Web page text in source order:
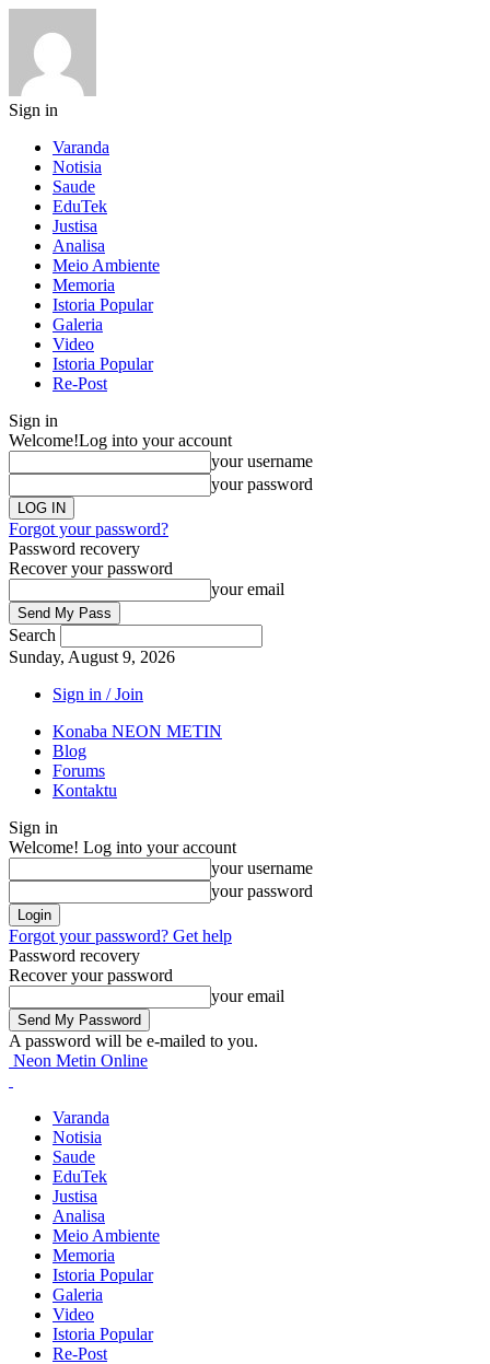
Sign in
Varanda
Notisia
Saude
EduTek
Justisa
Analisa
Meio Ambiente
Memoria
Istoria Popular
Galeria
Video
Istoria Popular
Re-Post
Sign in
Welcome!Log into your account
your username
your password
Forgot your password?
Password recovery
Recover your password
your email
Search
Sunday, August 9, 2026
Sign in / Join
Konaba NEON METIN
Blog
Forums
Kontaktu
Sign in
Welcome! Log into your account
your username
your password
Forgot your password? Get help
Password recovery
Recover your password
your email
A password will be e-mailed to you.
Neon Metin Online
Varanda
Notisia
Saude
EduTek
Justisa
Analisa
Meio Ambiente
Memoria
Istoria Popular
Galeria
Video
Istoria Popular
Re-Post